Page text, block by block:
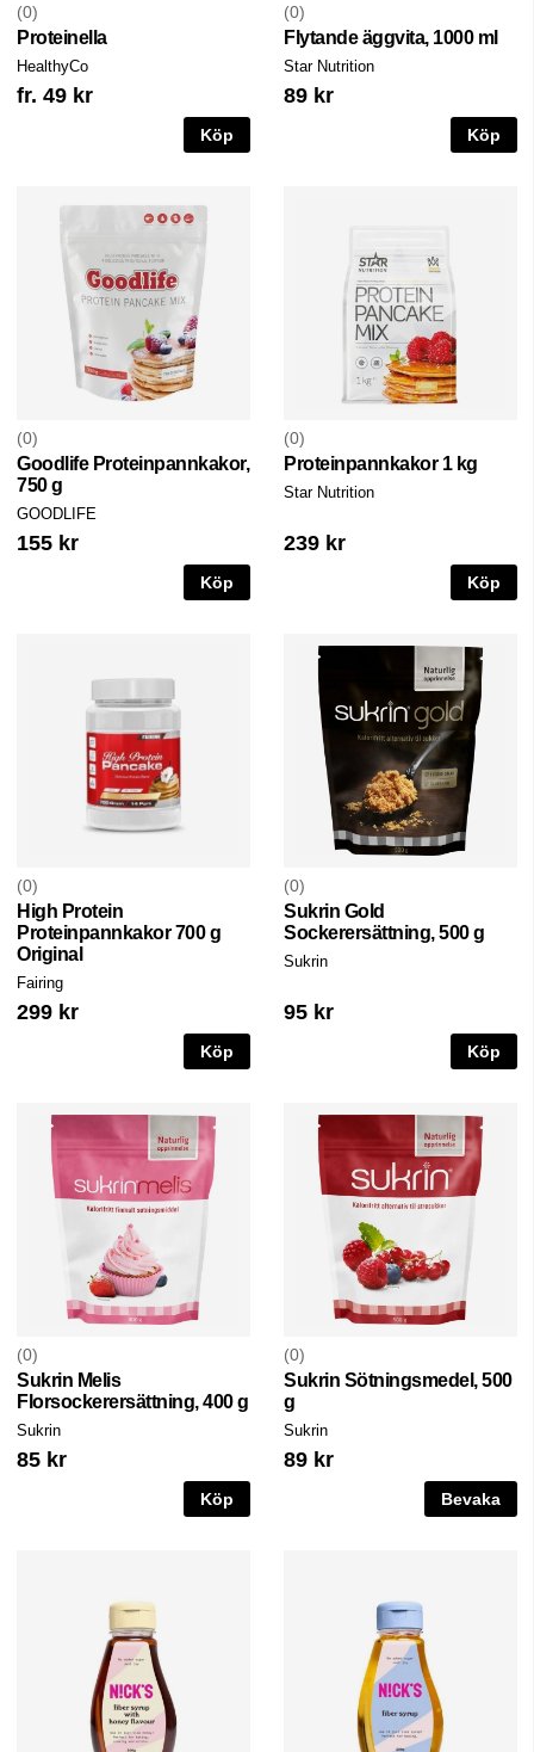
0
Proteinella
HealthyCo
fr. 49 kr
Köp
0
Flytande äggvita, 1000 ml
Star Nutrition
89 kr
Köp
0
Goodlife Proteinpannkakor,
750 g
GOODLIFE
155 kr
Köp
0
Proteinpannkakor 1 kg
Star Nutrition
239 kr
Köp
0
High Protein
Proteinpannkakor 700 g
Original
Fairing
299 kr
Köp
0
Sukrin Gold
Sockerersättning, 500 g
Sukrin
95 kr
Köp
0
Sukrin Melis
Florsockerersättning, 400 g
Sukrin
85 kr
Köp
0
Sukrin Sötningsmedel, 500
g
Sukrin
89 kr
Bevaka